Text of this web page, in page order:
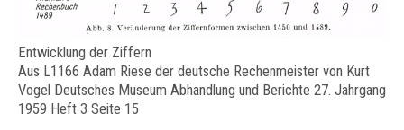
Entwicklung der Ziffern
Aus L1166 Adam Riese der deutsche Rechenmeister von Kurt
Vogel Deutsches Museum Abhandlung und Berichte 27. Jahrgang
1959 Heft 3 Seite 15